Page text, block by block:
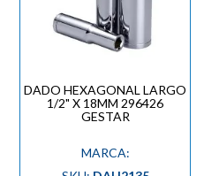
DADO HEXAGONAL LARGO
1/2" X 18MM 296426
GESTAR
MARCA: